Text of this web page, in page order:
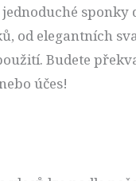
sponky
od elegantních
Budete
účes!